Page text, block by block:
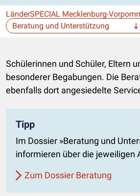
LänderSPECIAL Mecklenburg-
Die Auswahl navigiert direkt zur
Schülerinnen und Schüler, Eltern
besonderer Begabungen. Die
ebenfalls dort angesiedelte
Tipp
Im Dossier »Beratung und
informieren über die jeweiligen
Zum Dossier Beratung